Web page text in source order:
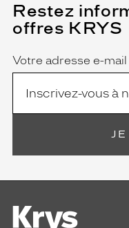
Restez
offres KRYS
Name
Votre adresse e-mail
(Ce
champ
est
obligatoire)
JE